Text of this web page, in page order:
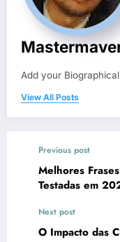
Add your
View All Posts
Previous post
Melhores
Testadas em
Next post
O Impacto das